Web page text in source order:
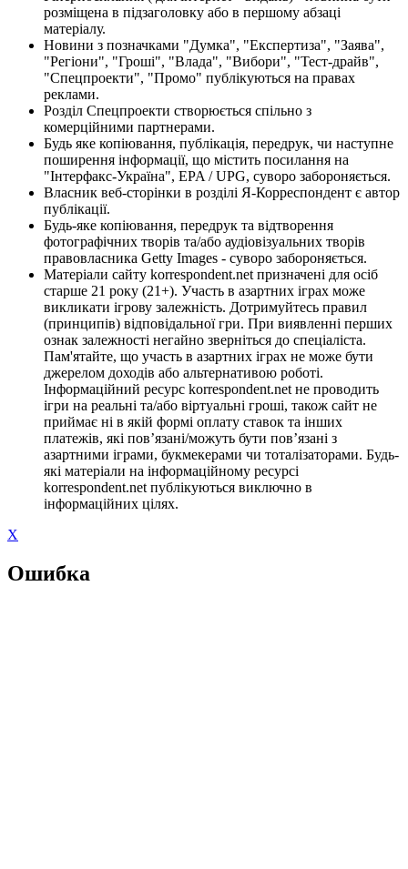
розміщена в підзаголовку або в першому абзаці
матеріалу.
Новини з позначками "Думка", "Експертиза", "Заява",
"Регіони", "Гроші", "Влада", "Вибори", "Тест-драйв",
"Спецпроекти", "Промо" публікуються на правах
реклами.
Розділ Спецпроекти створюється спільно з
комерційними партнерами.
Будь яке копіювання, публікація, передрук, чи наступне
поширення інформації, що містить посилання на
"Інтерфакс-Україна", EPA / UPG, суворо забороняється.
Власник веб-сторінки в розділі Я-Корреспондент є автор
публікації.
Будь-яке копіювання, передрук та відтворення
фотографічних творів та/або аудіовізуальних творів
правовласника Getty Images - суворо забороняється.
Матеріали сайту korrespondent.net призначені для осіб
старше 21 року (21+). Участь в азартних іграх може
викликати ігрову залежність. Дотримуйтесь правил
(принципів) відповідальної гри. При виявленні перших
ознак залежності негайно зверніться до спеціаліста.
Пам'ятайте, що участь в азартних іграх не може бути
джерелом доходів або альтернативою роботі.
Інформаційний ресурс korrespondent.net не проводить
ігри на реальні та/або віртуальні гроші, також сайт не
приймає ні в якій формі оплату ставок та інших
платежів, які пов’язані/можуть бути пов’язані з
азартними іграми, букмекерами чи тоталізаторами. Будь-
які матеріали на інформаційному ресурсі
korrespondent.net публікуються виключно в
інформаційних цілях.
X
Ошибка